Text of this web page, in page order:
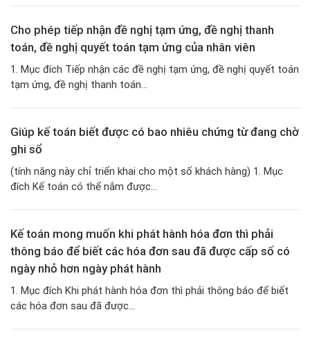
Cho phép tiếp nhận đề nghị tạm ứng, đề nghị thanh
toán, đề nghị quyết toán tạm ứng của nhân viên
1. Mục đích Tiếp nhận các đề nghị tạm ứng, đề nghị quyết toán
tạm ứng, đề nghị thanh toán...
Giúp kế toán biết được có bao nhiêu chứng từ đang chờ
ghi sổ
(tính năng này chỉ triển khai cho một số khách hàng) 1. Mục
đích Kế toán có thể nắm được...
Kế toán mong muốn khi phát hành hóa đơn thì phải
thông báo để biết các hóa đơn sau đã được cấp số có
ngày nhỏ hơn ngày phát hành
1. Mục đích Khi phát hành hóa đơn thì phải thông báo để biết
các hóa đơn sau đã được...